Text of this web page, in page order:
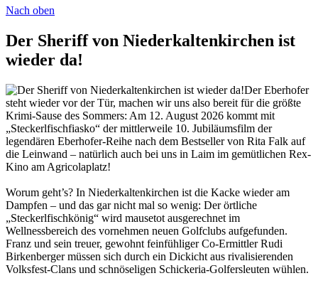
Nach oben
Der Sheriff von Niederkaltenkirchen ist
wieder da!
Der Eberhofer
steht wieder vor der Tür, machen wir uns also bereit für die größte
Krimi-Sause des Sommers: Am 12. August 2026 kommt mit
„Steckerlfischfiasko“ der mittlerweile 10. Jubiläumsfilm der
legendären Eberhofer-Reihe nach dem Bestseller von Rita Falk auf
die Leinwand – natürlich auch bei uns in Laim im gemütlichen Rex-
Kino am Agricolaplatz!
Worum geht’s? In Niederkaltenkirchen ist die Kacke wieder am
Dampfen – und das gar nicht mal so wenig: Der örtliche
„Steckerlfischkönig“ wird mausetot ausgerechnet im
Wellnessbereich des vornehmen neuen Golfclubs aufgefunden.
Franz und sein treuer, gewohnt feinfühliger Co-Ermittler Rudi
Birkenberger müssen sich durch ein Dickicht aus rivalisierenden
Volksfest-Clans und schnöseligen Schickeria-Golfersleuten wühlen.